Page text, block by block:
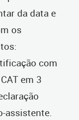
da data e
os
com
em 3
assistente.